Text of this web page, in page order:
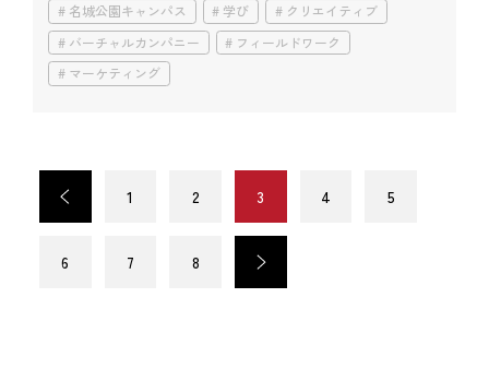
名城公園キャンパス
学び
クリエイティブ
バーチャルカンパニー
フィールドワーク
マーケティング
< 1 2 3 4 5
6 7 8 >